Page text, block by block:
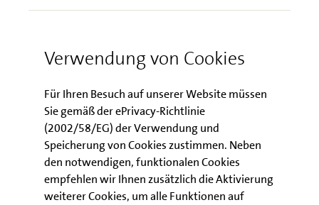
Verwendung von Cookies
Für Ihren Besuch auf unserer Website müssen
Sie gemäß der ePrivacy-Richtlinie
(2002/58/EG) der Verwendung und
Speicherung von Cookies zustimmen. Neben
den notwendigen, funktionalen Cookies
empfehlen wir Ihnen zusätzlich die Aktivierung
weiterer Cookies, um alle Funktionen auf
Personalkosten beglichen werden?
Kann man mit der Soforthilfe IV 2.0
auch das Kurzarbeitergeld
aufstocken?